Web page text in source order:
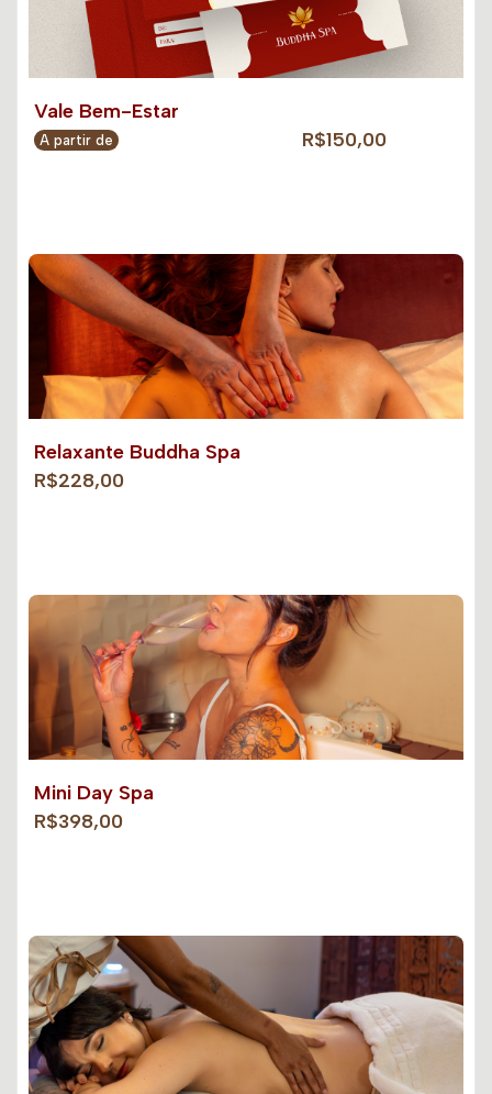
Vale Bem-Estar
A partir de R$150,00
Relaxante Buddha Spa
R$228,00
Mini Day Spa
R$398,00